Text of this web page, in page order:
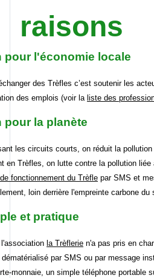
raisons
pour l'économie locale
des Trèfles c’est soutenir les
des emplois (voir la liste des
pour la planète
les circuits courts, on réduit la
en Trèfles, on lutte contre la pollution
fonctionnement du Trèfle par SMS et
loin derrière l'empreinte carbone
et pratique
la Trèflerie n'a pas pris en
par SMS ou par message
monnaie, un simple téléphone portable